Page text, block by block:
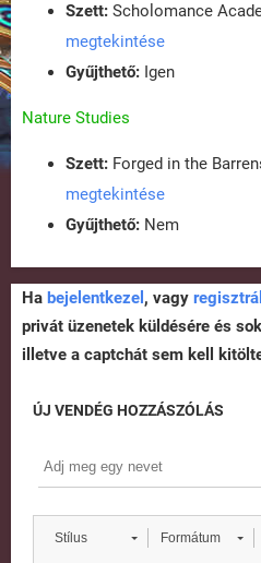
Szett: Scholomance
megtekintése
Gyűjthető: Igen
Nature Studies
Szett: Forged in the
megtekintése
Gyűjthető: Nem
Ha bejelentkezel , vagy
privát üzenetek küldésére és
illetve a captchát sem kell
ÚJ VENDÉG HOZZÁSZÓLÁS
Stílus Formátum